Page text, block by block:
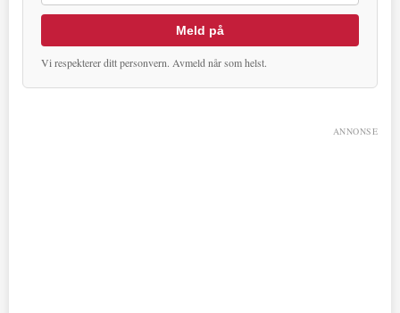
Meld på
Vi respekterer ditt personvern. Avmeld når som helst.
ANNONSE